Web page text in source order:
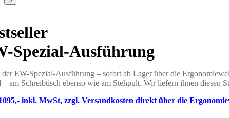
Spezial-Ausführung
EW-Spezial-Ausführung – sofort ab Lager über die
am Schreibtisch ebenso wie am Stehpult. Wir liefern ihnen diesen
inkl. MwSt, zzgl. Versandkosten direkt über die